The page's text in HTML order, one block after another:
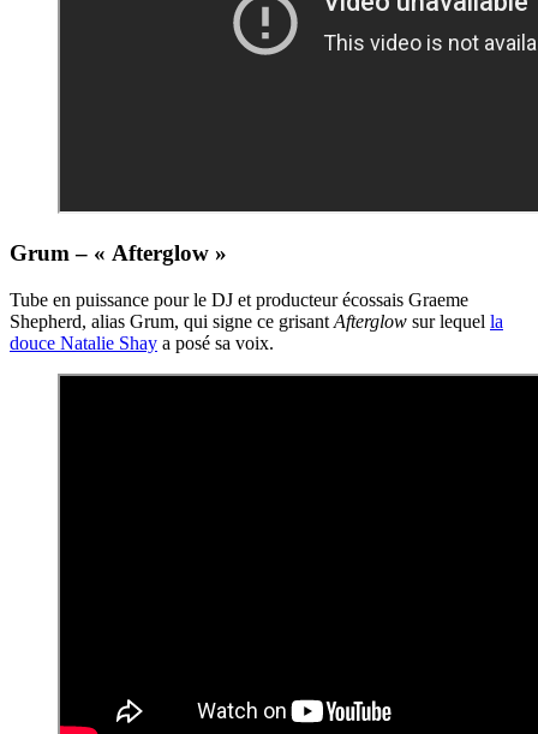
Grum – « Afterglow »
Tube en puissance pour le DJ et producteur écossais Graeme
Shepherd, alias Grum, qui signe ce grisant Afterglow sur lequel la
douce Natalie Shay a posé sa voix.